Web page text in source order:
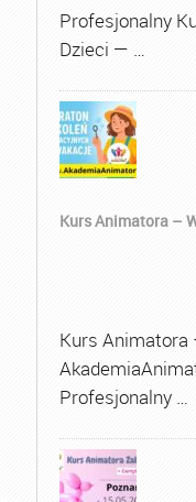
Profesjonalny
Dzieci — …
Kurs Animatora –
Kurs Animatora
Profesjonalny …